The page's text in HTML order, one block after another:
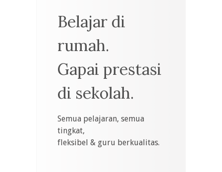
Belajar di
rumah.
Gapai prestasi
di sekolah.
Semua pelajaran, semua
tingkat,
fleksibel & guru berkualitas.